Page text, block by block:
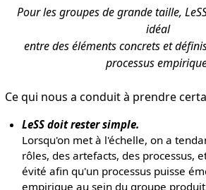
Pour les groupes de grande taille,
idéal
entre des éléments concrets et
processus
Ce qui nous a conduit à prendre
LeSS doit rester simple.
Lorsqu'on met à l'échelle, on a
rôles, des artefacts, des processus,
évité afin qu'un processus puisse
empirique au sein du groupe